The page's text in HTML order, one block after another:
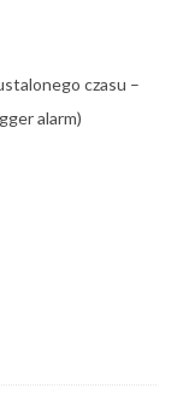
czasu –
alarm)